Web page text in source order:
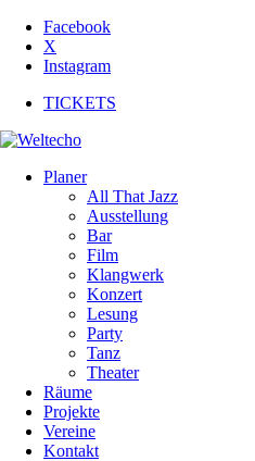
Facebook
X
Instagram
TICKETS
Planer
All That Jazz
Ausstellung
Bar
Film
Klangwerk
Konzert
Lesung
Party
Tanz
Theater
Räume
Projekte
Vereine
Kontakt